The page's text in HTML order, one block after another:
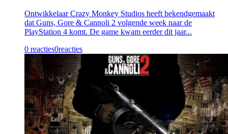
Ontwikkelaar Crazy Monkey Studios heeft bekendgemaakt
dat Guns, Gore & Cannoli 2 volgende week naar de
PlayStation 4 komt. De game kwam eerder dit jaar...
0 reacties0reacties